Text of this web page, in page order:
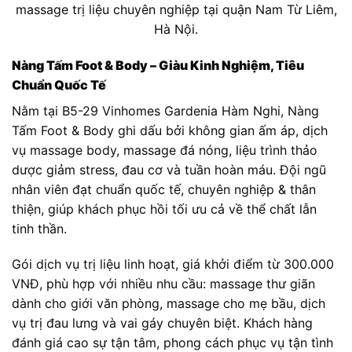
massage trị liệu chuyên nghiệp tại quận Nam Từ Liêm,
Hà Nội.
Nàng Tấm Foot & Body – Giàu Kinh Nghiệm, Tiêu
Chuẩn Quốc Tế
Nằm tại B5-29 Vinhomes Gardenia Hàm Nghi, Nàng
Tấm Foot & Body ghi dấu bởi không gian ấm áp, dịch
vụ massage body, massage đá nóng, liệu trình thảo
dược giảm stress, đau cơ và tuần hoàn máu. Đội ngũ
nhân viên đạt chuẩn quốc tế, chuyên nghiệp & thân
thiện, giúp khách phục hồi tối ưu cả về thể chất lẫn
tinh thần.
Gói dịch vụ trị liệu linh hoạt, giá khởi điểm từ 300.000
VNĐ, phù hợp với nhiều nhu cầu: massage thư giãn
dành cho giới văn phòng, massage cho mẹ bầu, dịch
vụ trị đau lưng và vai gáy chuyên biệt. Khách hàng
đánh giá cao sự tận tâm, phong cách phục vụ tận tình